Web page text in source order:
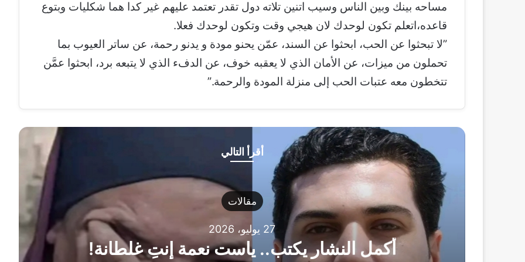
مساحه بينك وبين الناس وسيب اتنين تلاته دول تقدر تعتمد عليهم غير كدا هما شكليات وبتوع
قاعده،اتعلم تكون لوحدك لان هيجي وقت وتكون لوحدك فعلا.
‏”لا تبحثوا عن الحب، ابحثوا عن السند، عمّن يحنو مودة و يدنو رحمة، عن ساتر العيوب بما
تحملون من ميزات، عن الأمان الذي لا يعقبه خوف، عن الدفء الذي لا يتبعه برد، ابحثوا عمَّن
تتخطون معه عتبات الحب إلى منزلة المودة والرحمة.”
أقرأ التالي
مقالات
27 يوليو، 2026
أكمل النشار يكتب.. ياست نعمة إنتِ غلطانة!